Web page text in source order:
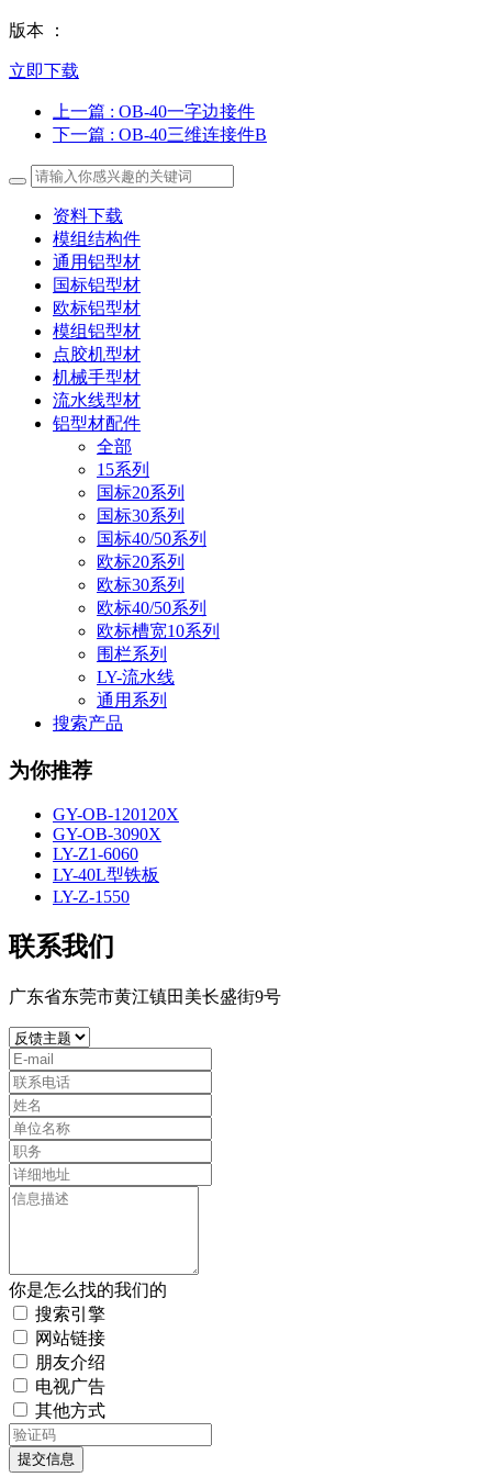
版本 ：
立即下载
上一篇 : OB-40一字边接件
下一篇 : OB-40三维连接件B
资料下载
模组结构件
通用铝型材
国标铝型材
欧标铝型材
模组铝型材
点胶机型材
机械手型材
流水线型材
铝型材配件
全部
15系列
国标20系列
国标30系列
国标40/50系列
欧标20系列
欧标30系列
欧标40/50系列
欧标槽宽10系列
围栏系列
LY-流水线
通用系列
搜索产品
为你推荐
GY-OB-120120X
GY-OB-3090X
LY-Z1-6060
LY-40L型铁板
LY-Z-1550
联系我们
广东省东莞市黄江镇田美长盛街9号
你是怎么找的我们的
搜索引擎
网站链接
朋友介绍
电视广告
其他方式
提交信息